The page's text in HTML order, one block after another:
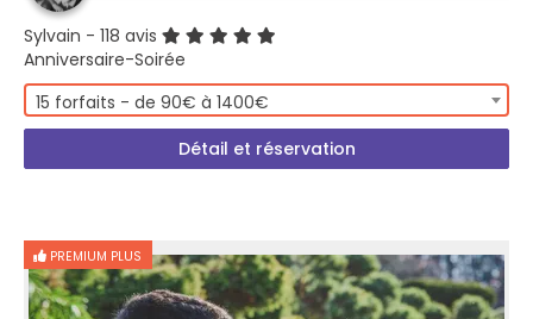
Sylvain - 118 avis
Anniversaire-Soirée
15 forfaits - de 90€ à 1400€
Détail et réservation
PREMIUM PLUS